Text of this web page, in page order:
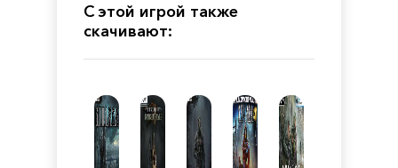
С этой игрой также
скачивают: